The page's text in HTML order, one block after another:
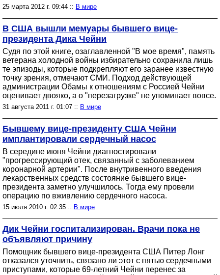
25 марта 2012 г. 09:44 :: В мире
В США вышли мемуары бывшего вице-
президента Дика Чейни
Судя по этой книге, озаглавленной "В мое время", память
ветерана холодной войны избирательно сохранила лишь
те эпизоды, которые подкрепляют его заранее известную
точку зрения, отмечают СМИ. Подход действующей
администрации Обамы к отношениям с Россией Чейни
оценивает двояко, а о "перезагрузке" не упоминает вовсе.
31 августа 2011 г. 01:07 :: В мире
Бывшему вице-президенту США Чейни
имплантировали сердечный насос
В середине июня Чейни диагностировали
"прогрессирующий отек, связанный с заболеванием
коронарной артерии". После внутривенного введения
лекарственных средств состояние бывшего вице-
президента заметно улучшилось. Тогда ему провели
операцию по вживлению сердечного насоса.
15 июля 2010 г. 02:35 :: В мире
Дик Чейни госпитализирован. Врачи пока не
объявляют причину
Помощник бывшего вице-президента США Питер Лонг
отказался уточнить, связано ли этот с пятью сердечными
приступами, которые 69-летний Чейни перенес за